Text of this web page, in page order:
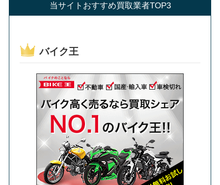
当サイトおすすめ買取業者TOP3
バイク王